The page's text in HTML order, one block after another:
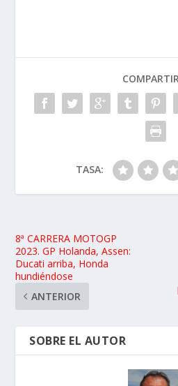
TASA:
8ª CARRERA MOTOGP
2023. GP Holanda, Assen:
Ducati arriba, Honda
hundiéndose
ANTERIOR
SOBRE EL AUTOR